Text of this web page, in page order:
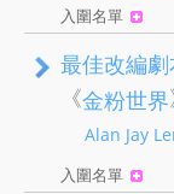
入圍名單
最佳改編劇
《金粉世界
Alan Jay
入圍名單